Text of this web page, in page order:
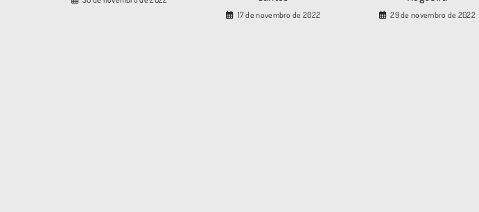
17 de novembro de 2022 29 de novembro de 2022